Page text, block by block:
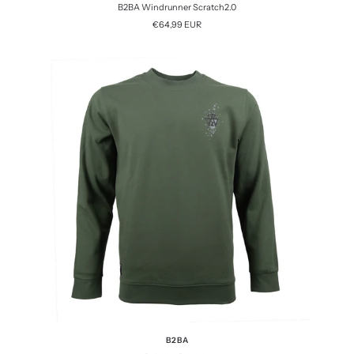
B2BA Windrunner Scratch2.0
Angebotspreis
€64,99 EUR
B2BA